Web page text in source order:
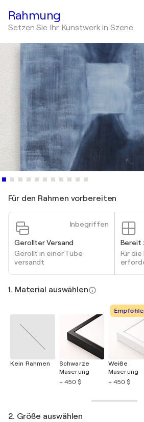
Rahmung
Setzen Sie Ihr Kunstwerk in Szene
Für den Rahmen vorbereiten
Inbegriffen
Gerollter Versand
Gerollt in einer Tube
versandt
Bereit
Für die
1. Material auswählen
Kein Rahmen
Schwarze
Maserung
+ 450 $
Weiße
Maserung
+ 450 $
2. Größe auswählen